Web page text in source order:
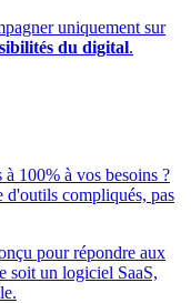
uniquement sur
du digital.
100% à vos besoins ?
d'outils compliqués, pas
pour répondre aux
soit un logiciel SaaS,